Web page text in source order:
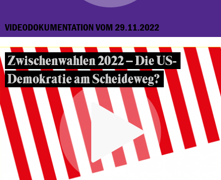
VIDEODOKUMENTATION VOM 29.11.2022
Zwischenwahlen 2022 – Die US-
Demokratie am Scheideweg?